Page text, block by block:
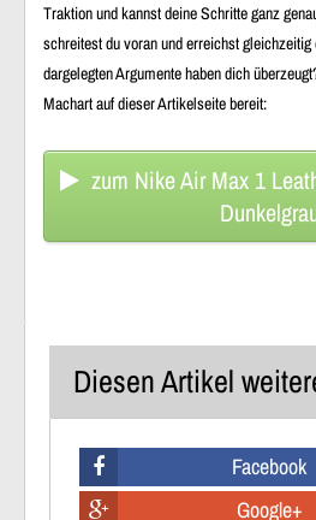
Traktion und kannst deine Schritte ganz
schreitest du voran und erreichst
dargelegten Argumente haben dich
Machart auf dieser Artikelseite bereit:
zum Nike Air Max 1
Diesen Artikel
Facebook
Google+